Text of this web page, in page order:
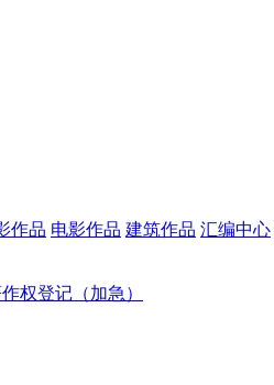
作品 电影作品 建筑作品 汇编中心
权登记（加急）